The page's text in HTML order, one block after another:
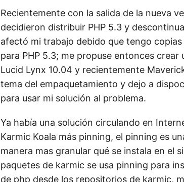
Recientemente con la salida de la nueva
decidieron distribuir PHP 5.3 y
afectó mi trabajo debido que tengo
para PHP 5.3; me propuse entonces
Lucid Lynx 10.04 y recientemente
tema del empaquetamiento y dejo a
para usar mi solución al problema.
Ya había una solución circulando en
Karmic Koala más pinning, el pinning es
manera mas granular qué se instala en el
paquetes de karmic se usa pinning para
de php desde los repositorios de karmic,